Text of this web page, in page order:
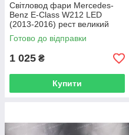
Світловод фари Mercedes-
Benz E-Class W212 LED
(2013-2016) рест великий
зовнішній правий
Готово до відправки
1 025 ₴
Купити